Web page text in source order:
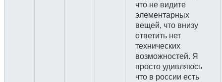
что не видите
элементарных
вещей, что внизу
ответить нет
технических
возможностей. Я
просто удивляюсь
что в россии есть